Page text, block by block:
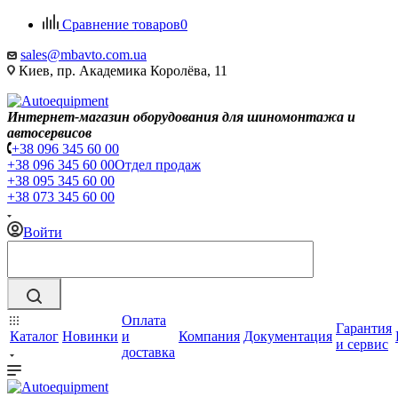
Сравнение товаров0
sales@mbavto.com.ua
Киев, пр. Академика Королёва, 11
Интернет-магазин оборудования для шиномонтажа и
автосервисов
+38 096 345 60 00
+38 096 345 60 00Отдел продаж
+38 095 345 60 00
+38 073 345 60 00
Войти
Каталог Новинки
Оплата
и
доставка
Компания Документация
Гарантия
и сервис